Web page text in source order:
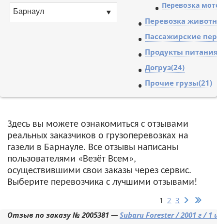
Барнаул • Перевозка
• Перевозка
• Пассажирские
• Продукты
• Догруз(24)
• Прочие грузы(21)
Здесь вы можете ознакомиться с отзывами
реальных заказчиков о грузоперевозках на
газели в Барнауле. Все отзывы написаны
пользователями «Везёт Всем»,
осуществившими свои заказы через сервис.
Выберите перевозчика с лучшими отзывами!
1 2 3
Отзыв по заказу №2005381 — Subaru Forester / 2001 г /